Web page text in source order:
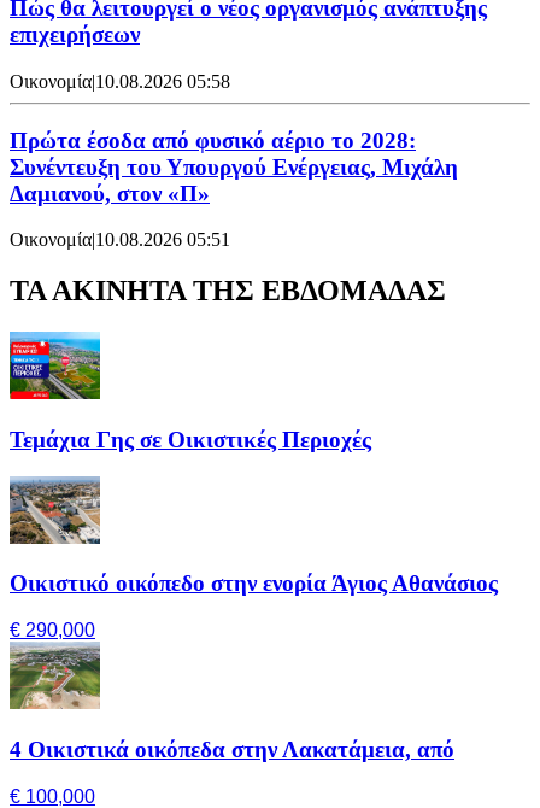
Πώς θα λειτουργεί ο νέος οργανισμός ανάπτυξης
επιχειρήσεων
Οικονομία|10.08.2026 05:58
Πρώτα έσοδα από φυσικό αέριο το 2028:
Συνέντευξη του Υπουργού Ενέργειας, Μιχάλη
Δαμιανού, στον «Π»
Οικονομία|10.08.2026 05:51
ΤΑ ΑΚΙΝΗΤΑ ΤΗΣ ΕΒΔΟΜΑΔΑΣ
Τεμάχια Γης σε Οικιστικές Περιοχές
Οικιστικό οικόπεδο στην ενορία Άγιος Αθανάσιος
€ 290,000
4 Οικιστικά οικόπεδα στην Λακατάμεια, από
€ 100,000